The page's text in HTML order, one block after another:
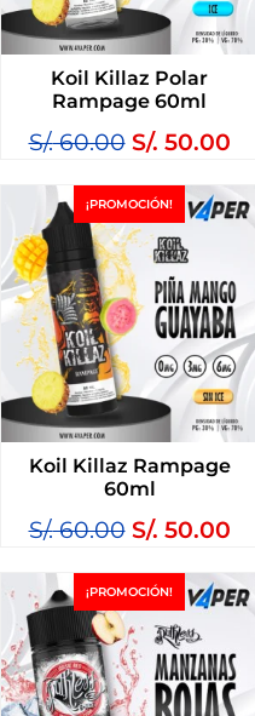
Koil Killaz Polar
Rampage 60ml
S/.60.00 S/. 50.00
¡PROMOCIÓN!
Koil Killaz Rampage
60ml
S/.60.00 S/. 50.00
¡PROMOCIÓN!